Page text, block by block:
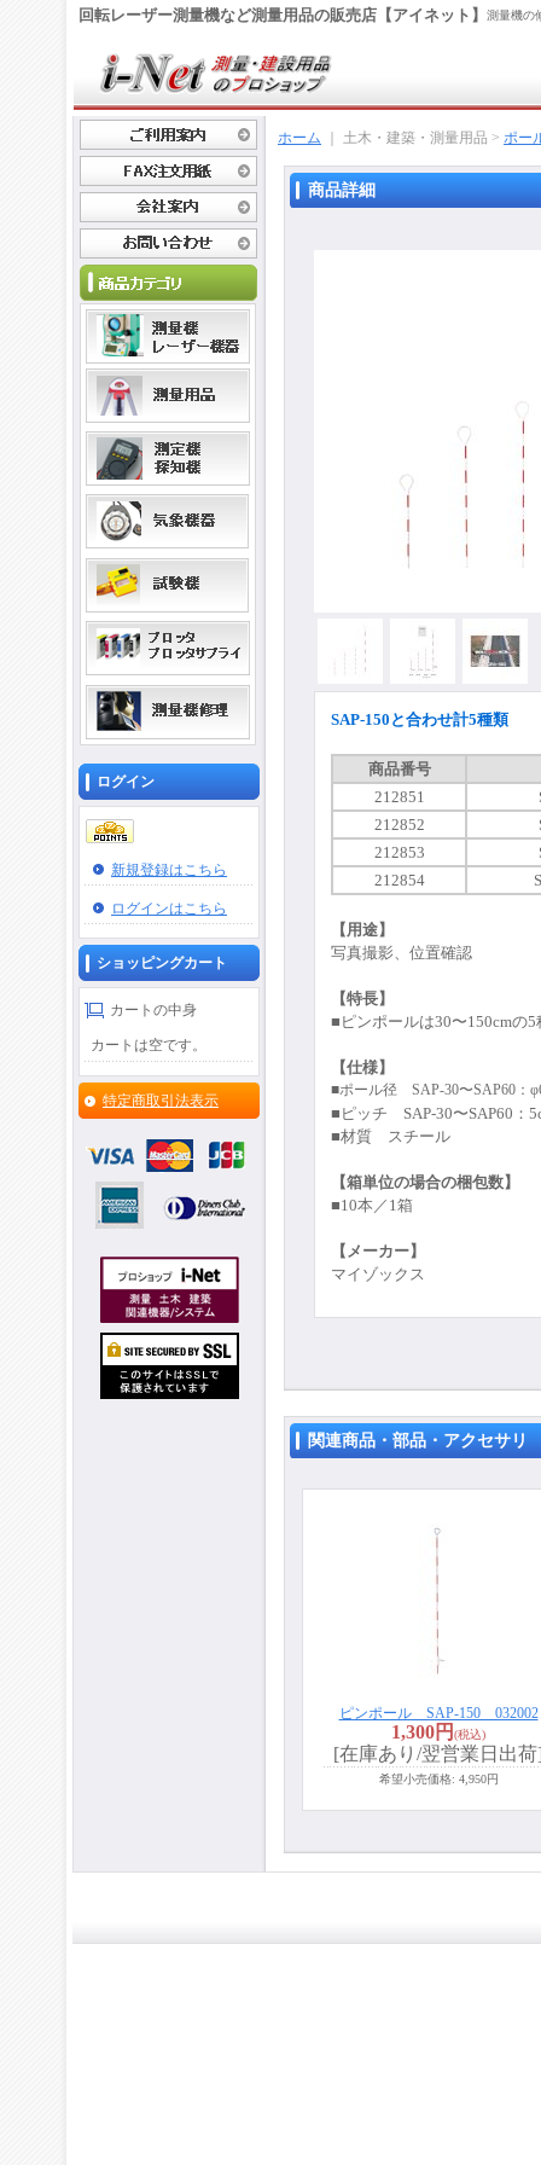
回転レーザー測量機など測量用品の販売店【アイネット】 測量機の
ログイン
新規登録はこちら
ログインはこちら
ショッピングカート
カートの中身
カートは空です。
特定商取引法表示
ホーム ｜ 土木・建築・測量用品 > ポー
商品詳細
SAP-150と合わせ計5種類
商品番号
212851
212852
212853
212854
【用途】
写真撮影、位置確認
【特長】
■ピンポールは30〜150cmの5
【仕様】
■ポール径 SAP-30〜SAP60：
■ピッチ SAP-30〜SAP60：
■材質 スチール
【箱単位の場合の梱包数】
■10本／1箱
【メーカー】
マイゾックス
関連商品・部品・アクセサリ
ピンポール SAP-150 032002
1,300円 (税込)
[在庫あり/翌営業日出
希望小売価格: 4,950円